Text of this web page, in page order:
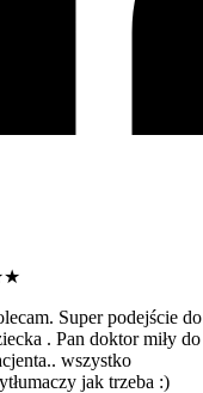
★
Super podejście do
. Pan doktor miły do
wszystko
jak trzeba :)